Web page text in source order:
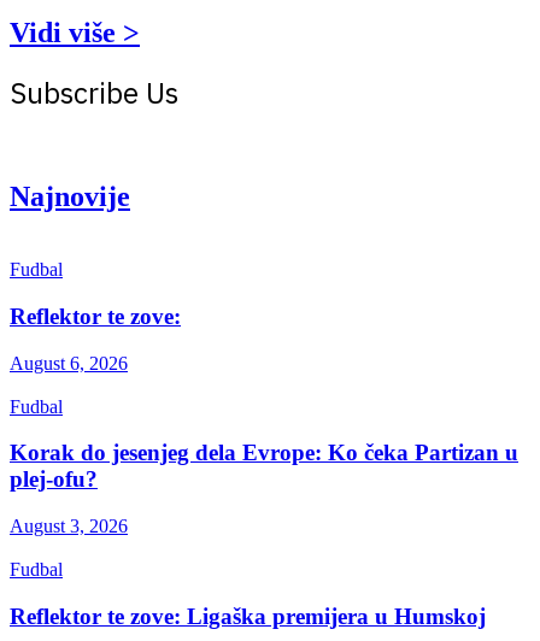
Vidi više >
Subscribe Us
Najnovije
Fudbal
Reflektor te zove:
August 6, 2026
Fudbal
Korak do jesenjeg dela Evrope: Ko čeka Partizan u
plej-ofu?
August 3, 2026
Fudbal
Reflektor te zove: Ligaška premijera u Humskoj